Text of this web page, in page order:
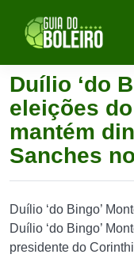
Duílio ‘do
eleições
mantém
Sanches
Duílio ‘do Bingo’
Duílio ‘do Bingo’
presidente do